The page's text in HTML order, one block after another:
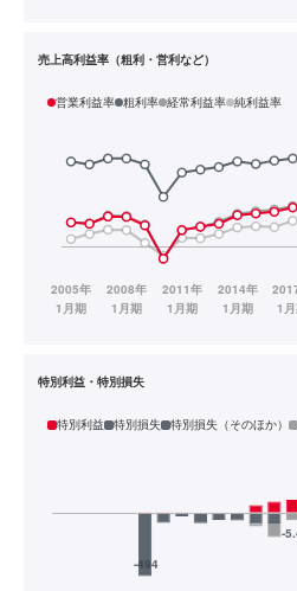
売上高利益率（粗利・営利など）
営業利益率 粗利率 経常利益率 純利益率
特別利益・特別損失
特別利益 特別損失 特別損失（そのほか）